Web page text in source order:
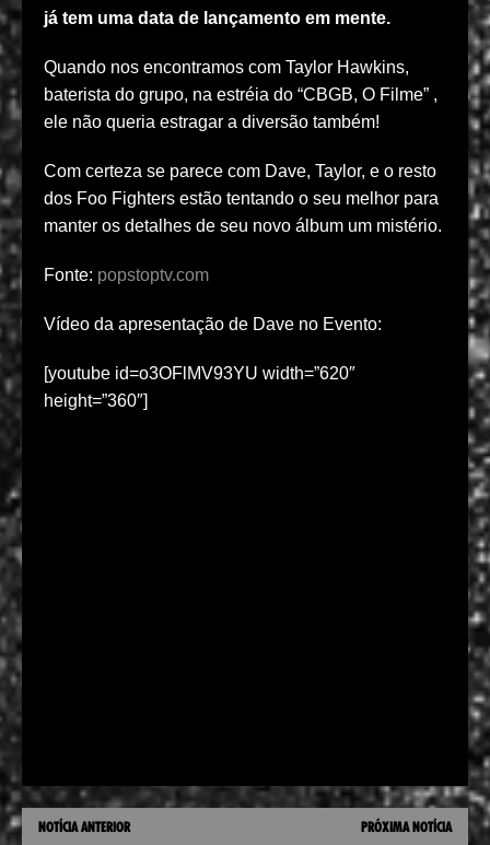
já tem uma data de lançamento em mente.
Quando nos encontramos com Taylor Hawkins,
baterista do grupo, na estréia do “CBGB, O Filme” ,
ele não queria estragar a diversão também!
Com certeza se parece com Dave, Taylor, e o resto
dos Foo Fighters estão tentando o seu melhor para
manter os detalhes de seu novo álbum um mistério.
Fonte: popstoptv.com
Vídeo da apresentação de Dave no Evento:
[youtube id=o3OFlMV93YU width=”620″
height=”360″]
NOTÍCIA ANTERIOR PRÓXIMA NOTÍCIA